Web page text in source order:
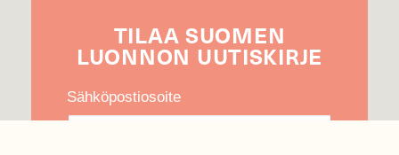
TILAA SUOMEN
LUONNON UUTIS­KIRJE
Sähköpostiosoite